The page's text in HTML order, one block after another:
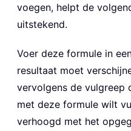
voegen, helpt de
uitstekend.
Voer deze formule in
resultaat moet
vervolgens de vulgreep
met deze formule wilt
verhoogd met het